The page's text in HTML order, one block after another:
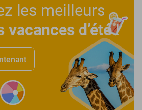
les meilleurs
vacances d’été!